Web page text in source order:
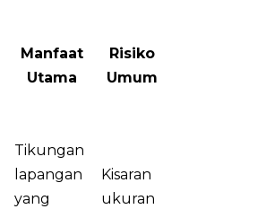
Manfaat
Utama
Risiko
Umum
Tikungan
lapangan
yang
Kisaran
ukuran